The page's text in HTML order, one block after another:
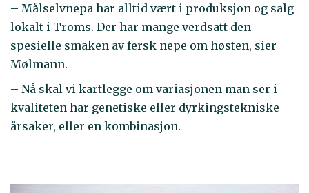
– Målselvnepa har alltid vært i produksjon og salg
lokalt i Troms. Der har mange verdsatt den
spesielle smaken av fersk nepe om høsten, sier
Mølmann.
– Nå skal vi kartlegge om variasjonen man ser i
kvaliteten har genetiske eller dyrkingstekniske
årsaker, eller en kombinasjon.